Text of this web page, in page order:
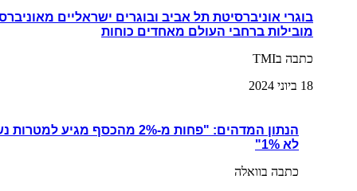
בוגרי אוניברסיטת תל אביב ובוגרים ישראליים
מובילות ברחבי העולם מאחדים כוחות
כתבה בTMI
18 ביוני 2024
הנתון המדהים: "פחות מ-2% מהכסף
לא 1%"
כתבה בוואלה